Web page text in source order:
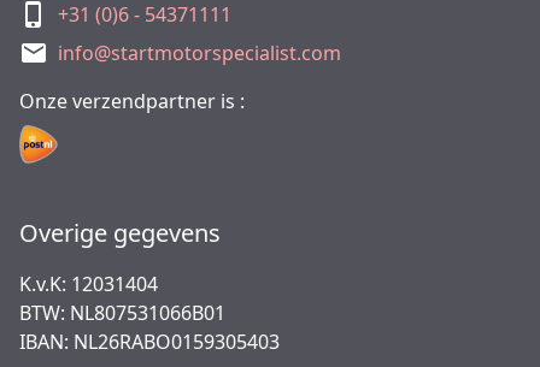
+31 (0)6 - 54371111
info@startmotorspecialist.com
Onze verzendpartner is :
Overige gegevens
K.v.K: 12031404
BTW: NL807531066B01
IBAN: NL26RABO0159305403